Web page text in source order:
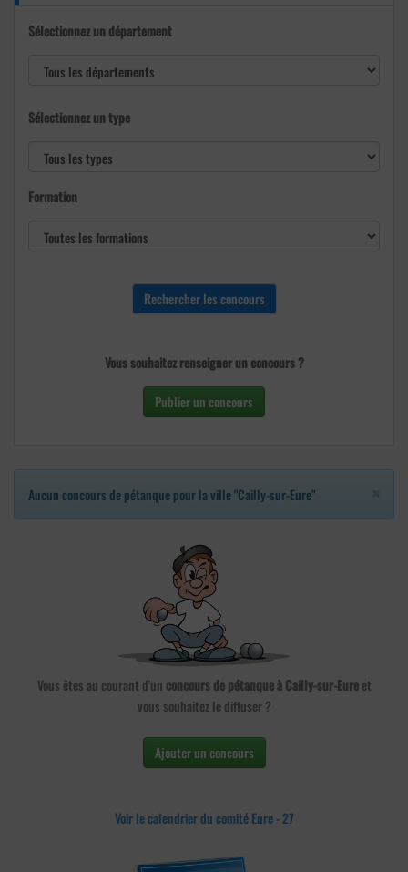
Sélectionnez un département
Sélectionnez un type
Formation
Vous souhaitez renseigner un concours ?
Publier un concours
Aucun concours de pétanque pour la ville "Cailly-sur-Eure"
Vous êtes au courant d'un concours de pétanque à Cailly-sur-Eureet
vous souhaitez le diffuser ?
Ajouter un concours
Voir le calendrier du comité Eure - 27